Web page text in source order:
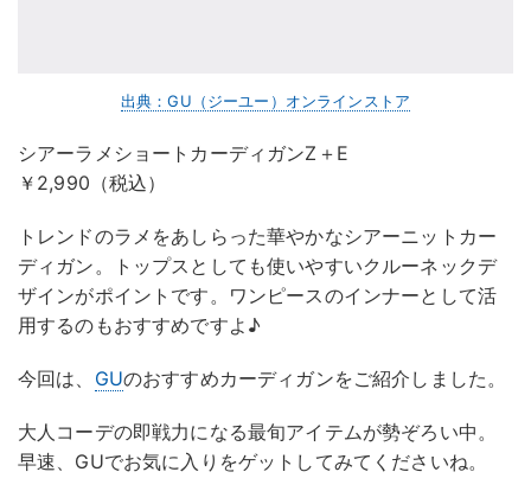
出典：GU（ジーユー）オンラインストア
シアーラメショートカーディガンZ＋E
￥2,990（税込）
トレンドのラメをあしらった華やかなシアーニットカー
ディガン。トップスとしても使いやすいクルーネックデ
ザインがポイントです。ワンピースのインナーとして活
用するのもおすすめですよ♪
今回は、 GUのおすすめカーディガンをご紹介しました。
大人コーデの即戦力になる最旬アイテムが勢ぞろい中。
早速、GUでお気に入りをゲットしてみてくださいね。